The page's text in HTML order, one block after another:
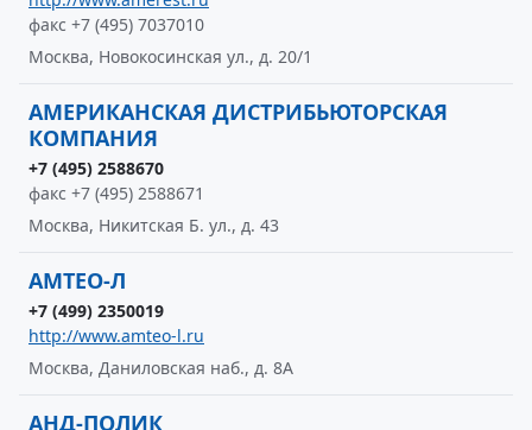
факс +7 (495) 7037010
Москва, Новокосинская ул., д. 20/1
АМЕРИКАНСКАЯ ДИСТРИБЬЮТОРСКАЯ
КОМПАНИЯ
+7 (495) 2588670
факс +7 (495) 2588671
Москва, Никитская Б. ул., д. 43
АМТЕО-Л
+7 (499) 2350019
http://www.amteo-l.ru
Москва, Даниловская наб., д. 8А
АНД-ПОЛИК